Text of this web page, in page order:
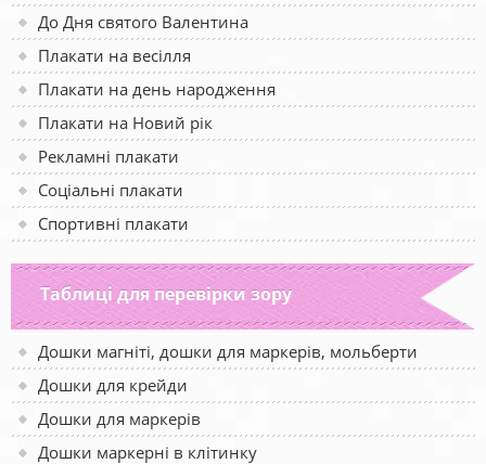
До Дня святого Валентина
Плакати на весілля
Плакати на день народження
Плакати на Новий рік
Рекламні плакати
Соціальні плакати
Спортивні плакати
Таблиці для перевірки зору
Дошки магніті, дошки для маркерів, мольберти
Дошки для крейди
Дошки для маркерів
Дошки маркерні в клітинку